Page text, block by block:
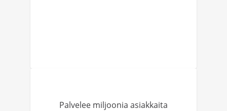
Palvelee miljoonia asiakkaita